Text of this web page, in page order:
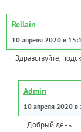
Rellain
10 апреля 2020 в
Здравствуйте,
Admin
10 апреля 2020 в
Добрый день.